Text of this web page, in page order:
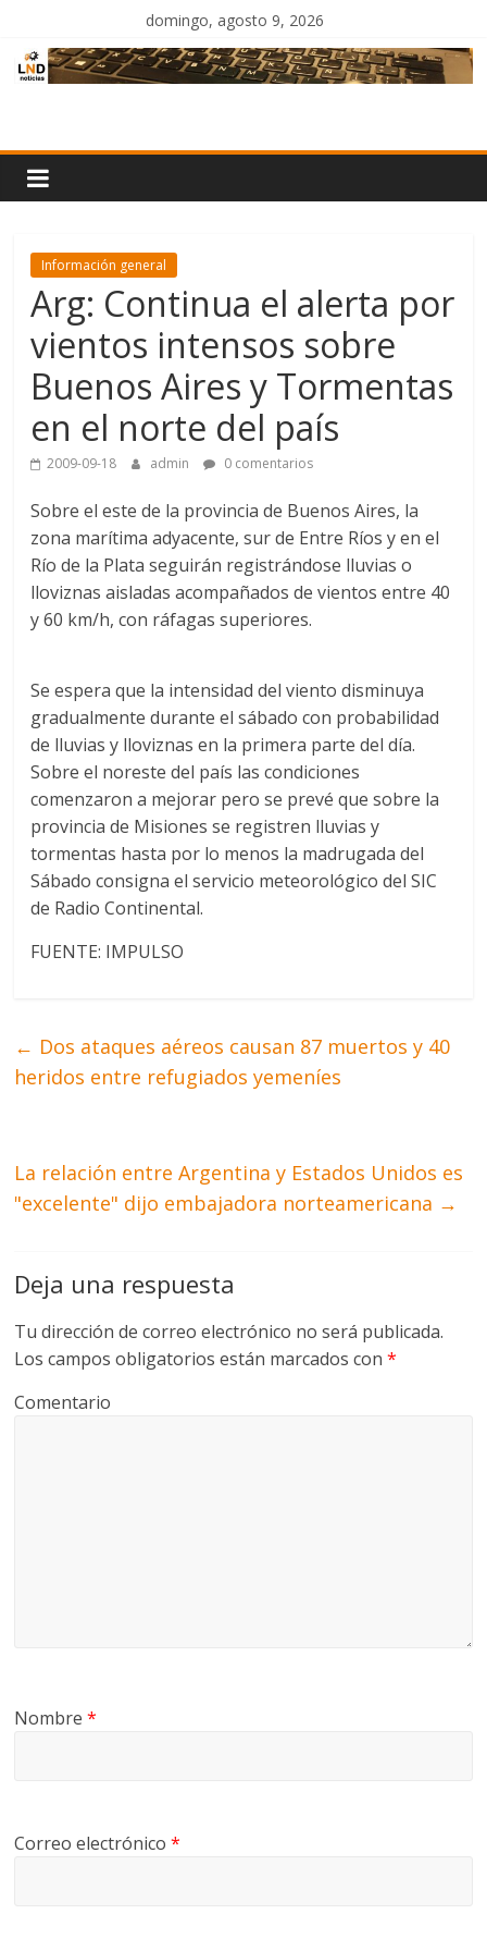
contenido
domingo, agosto 9, 2026
Noticias
Información general
Arg: Continua el alerta por
vientos intensos sobre
Buenos Aires y Tormentas
en el norte del país
2009-09-18 admin 0 comentarios
Sobre el este de la provincia de Buenos Aires, la
zona marítima adyacente, sur de Entre Ríos y en el
Río de la Plata seguirán registrándose lluvias o
lloviznas aisladas acompañados de vientos entre 40
y 60 km/h, con ráfagas superiores.
Se espera que la intensidad del viento disminuya
gradualmente durante el sábado con probabilidad
de lluvias y lloviznas en la primera parte del día.
Sobre el noreste del país las condiciones
comenzaron a mejorar pero se prevé que sobre la
provincia de Misiones se registren lluvias y
tormentas hasta por lo menos la madrugada del
Sábado consigna el servicio meteorológico del SIC
de Radio Continental.
FUENTE: IMPULSO
← Dos ataques aéreos causan 87 muertos y 40
heridos entre refugiados yemeníes
La relación entre Argentina y Estados Unidos es
"excelente" dijo embajadora norteamericana →
Deja una respuesta
Tu dirección de correo electrónico no será publicada.
Los campos obligatorios están marcados con*
Comentario
Nombre*
Correo electrónico*